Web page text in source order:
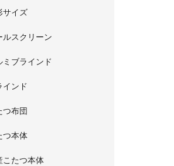
サイズ
ルスクリーン
ミブラインド
インド
つ布団
つ本体
こたつ本体